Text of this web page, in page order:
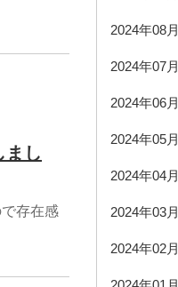
まし
存在感
2024年08月
2024年07月
2024年06月
2024年05月
2024年04月
2024年03月
2024年02月